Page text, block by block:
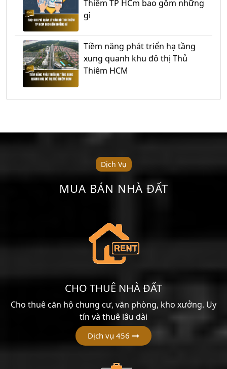
Thiêm TP HCm bao gồm những
gì
Tiềm năng phát triển hạ tầng
xung quanh khu đô thị Thủ
Thiêm HCM
Dịch Vụ
MUA BÁN NHÀ ĐẤT
CHO THUÊ NHÀ ĐẤT
Cho thuê căn hộ chung cư, văn phòng, kho xưởng. Uy
tín và thuê lâu dài
Dịch vụ 456